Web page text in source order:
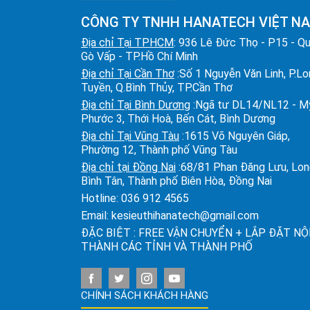
CÔNG TY TNHH HANATECH VIỆT
Địa chỉ Tại TPHCM: 936 Lê Đức Thọ - P15 -
Gò Vấp - TP.Hồ Chí Minh
Địa chỉ Tại Cần Thơ :Số 1 Nguyễn Văn Linh,
Tuyền, Q.Bình Thủy, TP.Cần Thơ
Địa chỉ Tại Bình Dương :Ngã tư DL14/NL12 -
Phước 3, Thới Hoà, Bến Cát, Bình Dương
Địa chỉ Tại Vũng Tàu :1615 Võ Nguyên Giáp,
Phường 12, Thành phố Vũng Tàu
Địa chỉ tại Đồng Nai :68/81 Phan Đăng Lưu,
Bình Tân, Thành phố Biên Hòa, Đồng Nai
Hotline: 036 912 4565
Email: kesieuthihanatech@gmail.com
ĐẶC BIỆT : FREE VẬN CHUYỂN + LẮP ĐẶT
THÀNH CÁC TỈNH VÀ THÀNH PHỐ
CHÍNH SÁCH KHÁCH HÀNG